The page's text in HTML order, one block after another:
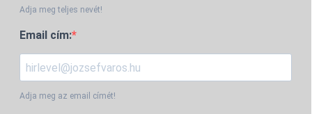
Adja meg teljes nevét!
Email cím:
Adja meg az email címét!